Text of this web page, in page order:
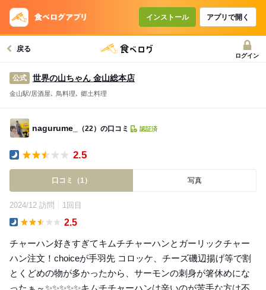
インストール アプリで開く
戻る
ログイン
公式 世界の山ちゃん 金山総本店
金山駅/居酒屋､ 鳥料理､ 郷土料理
nagurume_ （22）の口コミ 認証済
2.5
口コミ（1） 写真
2024/12 訪問 1回目
2.5
チャーハン好きすぎてキムチチャーハンとガーリックチャー
ハン注文！choiceが手羽先 コロッケ、チーズ磯辺揚げ等で割
とくどめの物が多かったから、サーモンの刺身が箸休めにな
ったぁ～✨✨✨✨✨キムチチャーハンは辛いのが苦手な方は不